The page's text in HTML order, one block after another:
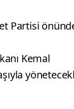
Partisi
Kemal